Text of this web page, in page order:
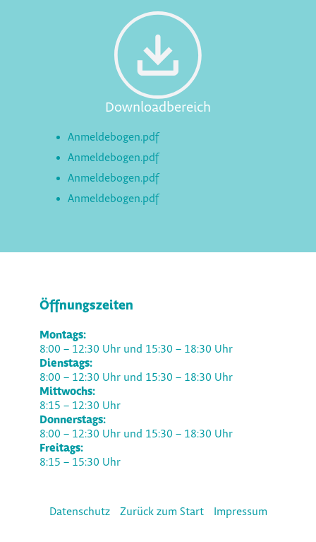
Downloadbereich
Anmeldebogen.pdf
Anmeldebogen.pdf
Anmeldebogen.pdf
Anmeldebogen.pdf
Öffnungszeiten
Montags:
8:00 – 12:30 Uhr und 15:30 – 18:30 Uhr
Dienstags:
8:00 – 12:30 Uhr und 15:30 – 18:30 Uhr
Mittwochs:
8:15 – 12:30 Uhr
Donnerstags:
8:00 – 12:30 Uhr und 15:30 – 18:30 Uhr
Freitags:
8:15 – 15:30 Uhr
Datenschutz Zurück zum Start Impressum